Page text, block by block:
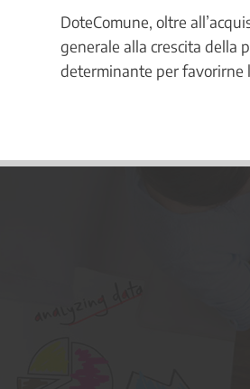
DoteComune, oltre
generale alla crescita della
determinante per favorirne